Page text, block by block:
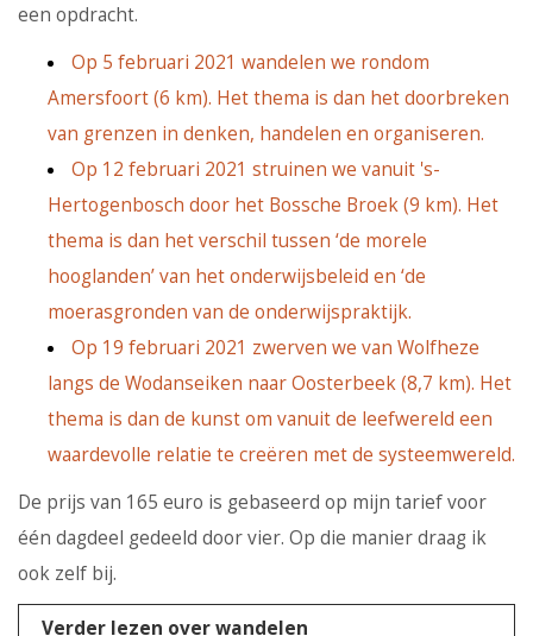
een opdracht.
Op 5 februari 2021 wandelen we rondom
Amersfoort (6 km). Het thema is dan het doorbreken
van grenzen in denken, handelen en organiseren.
Op 12 februari 2021 struinen we vanuit 's-
Hertogenbosch door het Bossche Broek (9 km). Het
thema is dan het verschil tussen ‘de morele
hooglanden’ van het onderwijsbeleid en ‘de
moerasgronden van de onderwijspraktijk.
Op 19 februari 2021 zwerven we van Wolfheze
langs de Wodanseiken naar Oosterbeek (8,7 km). Het
thema is dan de kunst om vanuit de leefwereld een
waardevolle relatie te creëren met de systeemwereld.
De prijs van 165 euro is gebaseerd op mijn tarief voor
één dagdeel gedeeld door vier. Op die manier draag ik
ook zelf bij.
Verder lezen over wandelen